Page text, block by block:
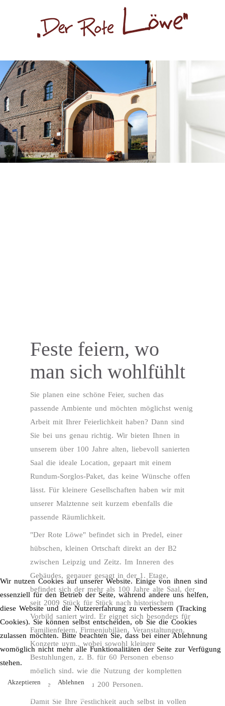
Feste feiern, wo
man sich wohlfühlt
Sie planen eine schöne Feier, suchen das
passende Ambiente und möchten möglichst wenig
Arbeit mit Ihrer Feierlichkeit haben? Dann sind
Sie bei uns genau richtig. Wir bieten Ihnen in
unserem über 100 Jahre alten, liebevoll sanierten
Saal die ideale Location, gepaart mit einem
Rundum-Sorglos-Paket, das keine Wünsche offen
lässt. Für kleinere Gesellschaften haben wir mit
unserer Malztenne seit kurzem ebenfalls die
passende Räumlichkeit.
"Der Rote Löwe" befindet sich in Predel, einer
hübschen, kleinen Ortschaft direkt an der B2
zwischen Leipzig und Zeitz. Im Inneren des
Gebäudes, genauer gesagt in der 1. Etage,
befindet sich der mehr als 100 Jahre alte Saal, der
seit 2009 Stück für Stück nach historischem
Vorbild saniert wird. Er eignet sich besonders für
Familienfeiern, Firmenjubiläen, Veranstaltungen,
Konzerte uvm., wobei sowohl kleinere
Bestuhlungen, z. B. für 60 Personen ebenso
möglich sind, wie die Nutzung der kompletten
Fläche durch bis zu 200 Personen.
Damit Sie Ihre Festlichkeit auch selbst in vollen
Wir nutzen Cookies auf unserer Website. Einige von ihnen sind
essenziell für den Betrieb der Seite, während andere uns helfen,
diese Website und die Nutzererfahrung zu verbessern (Tracking
Cookies). Sie können selbst entscheiden, ob Sie die Cookies
zulassen möchten. Bitte beachten Sie, dass bei einer Ablehnung
womöglich nicht mehr alle Funktionalitäten der Seite zur Verfügung
stehen.
Akzeptieren Ablehnen
Weitere Informationen Impressum